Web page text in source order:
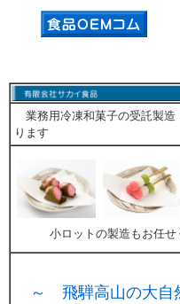
業務用冷凍和菓子の受託製造
ります
小ロットの製造もお任せ
～ 飛騨高山の大自